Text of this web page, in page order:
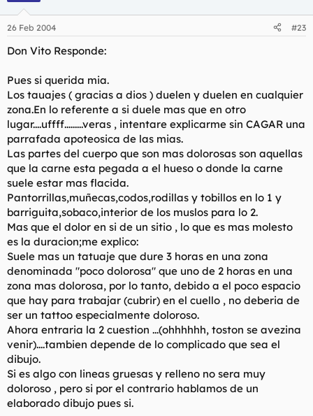
26 Feb 2004 #23
Don Vito Responde:
Pues si querida mia.
Los tauajes ( gracias a dios ) duelen y duelen en cualquier
zona.En lo referente a si duele mas que en otro
lugar....uffff.........veras , intentare explicarme sin CAGAR una
parrafada apoteosica de las mias.
Las partes del cuerpo que son mas dolorosas son aquellas
que la carne esta pegada a el hueso o donde la carne
suele estar mas flacida.
Pantorrillas,muñecas,codos,rodillas y tobillos en lo 1 y
barriguita,sobaco,interior de los muslos para lo 2.
Mas que el dolor en si de un sitio , lo que es mas molesto
es la duracion;me explico:
Suele mas un tatuaje que dure 3 horas en una zona
denominada "poco dolorosa" que uno de 2 horas en una
zona mas dolorosa, por lo tanto, debido a el poco espacio
que hay para trabajar (cubrir) en el cuello , no deberia de
ser un tattoo especialmente doloroso.
Ahora entraria la 2 cuestion ...(ohhhhhh, toston se avezina
venir)....tambien depende de lo complicado que sea el
dibujo.
Si es algo con lineas gruesas y relleno no sera muy
doloroso , pero si por el contrario hablamos de un
elaborado dibujo pues si.